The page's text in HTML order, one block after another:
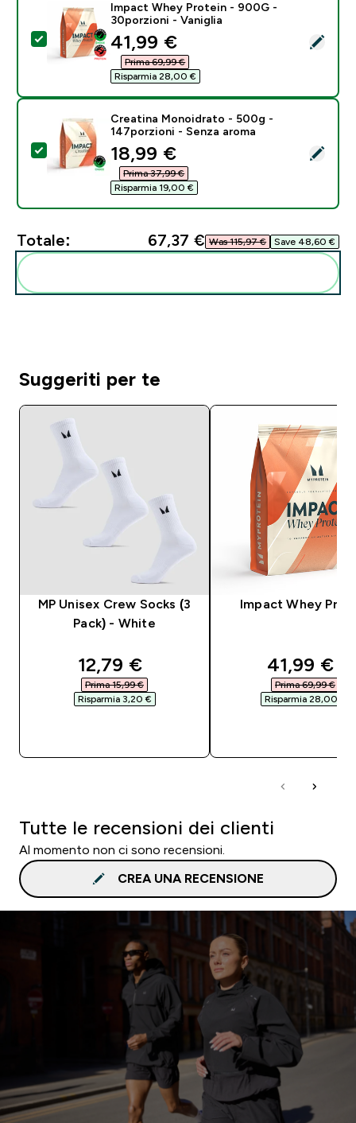
Seleziona questo prodotto - Impact Whey Protein -
Impact Whey Protein - 900G -
30porzioni - Vaniglia
discounted price
41,99 €‎
Prima 69,99 €‎
Risparmia 28,00 €‎
Seleziona questo prodotto - Creatina Monoidrato -
Creatina Monoidrato - 500g -
147porzioni - Senza aroma
discounted price
18,99 €‎
Prima 37,99 €‎
Risparmia 19,00 €‎
Totale: 67,37 €‎ Was 115,97 €‎ Save 48,60 €‎
Suggeriti per te
MP Unisex Crew Socks (3
Pack) - White
discounted price
12,79 €‎
Prima 15,99 €‎
Risparmia 3,20 €‎
Impact Whey
41,99 €‎
Prima 69,99 €‎
Risparmia 28,00 €‎
Tutte le recensioni dei clienti
Al momento non ci sono recensioni.
CREA UNA RECENSIONE